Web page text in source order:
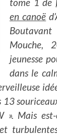
en canoë
Mouche,
jeunesse
dans le
». Mais